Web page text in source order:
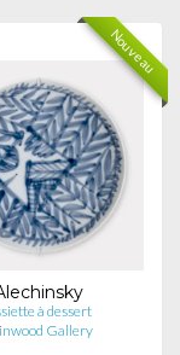
Nouveau
à dessert
Gallery